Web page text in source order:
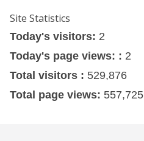
Site Statistics
Today's visitors: 2
Today's page views: : 2
Total visitors : 529,876
Total page views: 557,725